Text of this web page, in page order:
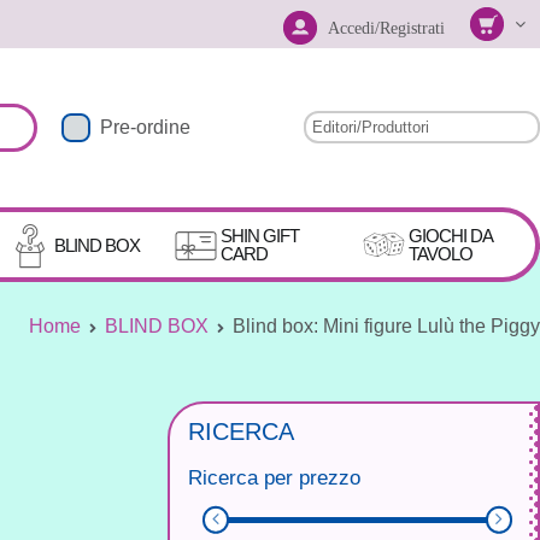
Accedi/Registrati
Pre-ordine
BLIND BOX
SHIN GIFT
CARD
GIOCHI DA
TAVOLO
Home BLIND BOX Blind box: Mini figure Lulù the Piggy
RICERCA
Ricerca per prezzo